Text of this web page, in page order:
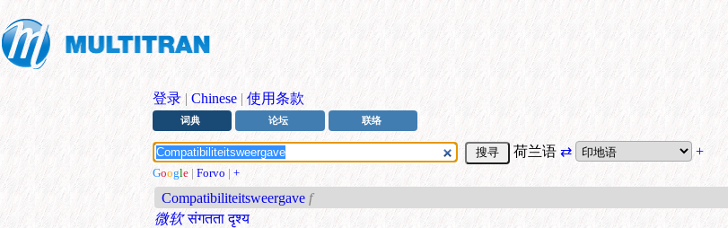
登录 | Chinese | 使用条款
词典 论坛 联络
荷兰语 ⇄ +
Google | Forvo | +
Compatibiliteitsweergave f
微软 संगतता दृश्य